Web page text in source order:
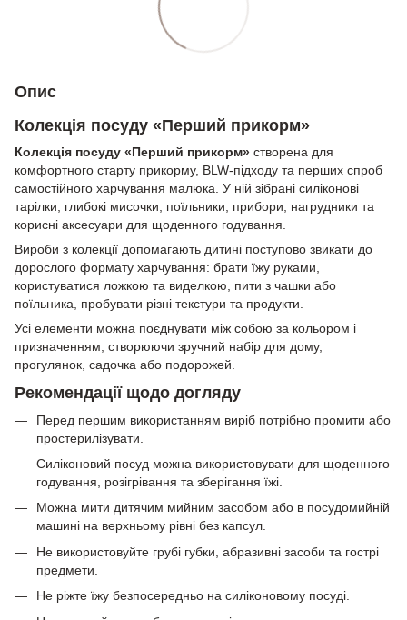
Опис
Колекція посуду «Перший прикорм»
Колекція посуду «Перший прикорм» створена для
комфортного старту прикорму, BLW-підходу та перших спроб
самостійного харчування малюка. У ній зібрані силіконові
тарілки, глибокі мисочки, поїльники, прибори, нагрудники та
корисні аксесуари для щоденного годування.
Вироби з колекції допомагають дитині поступово звикати до
дорослого формату харчування: брати їжу руками,
користуватися ложкою та виделкою, пити з чашки або
поїльника, пробувати різні текстури та продукти.
Усі елементи можна поєднувати між собою за кольором і
призначенням, створюючи зручний набір для дому,
прогулянок, садочка або подорожей.
Рекомендації щодо догляду
Перед першим використанням виріб потрібно промити або
простерилізувати.
Силіконовий посуд можна використовувати для щоденного
годування, розігрівання та зберігання їжі.
Можна мити дитячим мийним засобом або в посудомийній
машині на верхньому рівні без капсул.
Не використовуйте грубі губки, абразивні засоби та гострі
предмети.
Не ріжте їжу безпосередньо на силіконовому посуді.